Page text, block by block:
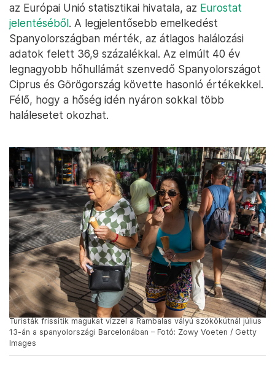
az Európai Unió statisztikai hivatala, az Eurostat
jelentéséből. A legjelentősebb emelkedést
Spanyolországban mérték, az átlagos halálozási
adatok felett 36,9 százalékkal. Az elmúlt 40 év
legnagyobb hőhullámát szenvedő Spanyolországot
Ciprus és Görögország követte hasonló értékekkel.
Félő, hogy a hőség idén nyáron sokkal több
halálesetet okozhat.
Turisták frissítik magukat vízzel a Rambalas vályú szökőkútnál július
13-án a spanyolországi Barcelonában – Fotó: Zowy Voeten / Getty
Images